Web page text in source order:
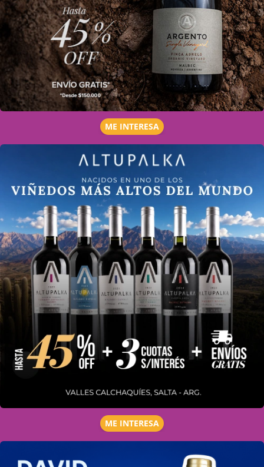
ME INTERESA
ME INTERESA